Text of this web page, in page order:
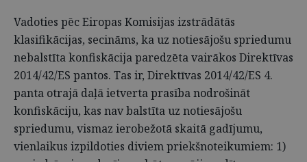
Vadoties pēc Eiropas Komisijas izstrādātās
klasifikācijas, secināms, ka uz notiesājošu spriedumu
nebalstīta konfiskācija paredzēta vairākos Direktīvas
2014/42/ES pantos. Tas ir, Direktīvas 2014/42/ES 4.
panta otrajā daļā ietverta prasība nodrošināt
konfiskāciju, kas nav balstīta uz notiesājošu
spriedumu, vismaz ierobežotā skaitā gadījumu,
vienlaikus izpildoties diviem priekšnoteikumiem: 1)